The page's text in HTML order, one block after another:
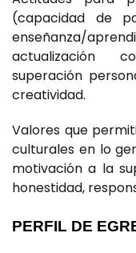
(capacidad de
enseñanza/
actualización
superación
creatividad.
Valores que
culturales en lo
motivación a la
honestidad,
PERFIL DE